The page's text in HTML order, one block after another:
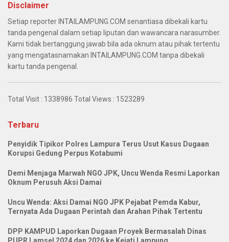
Disclaimer
Setiap reporter INTAILAMPUNG.COM senantiasa dibekali kartu
tanda pengenal dalam setiap liputan dan wawancara narasumber.
Kami tidak bertanggung jawab bila ada oknum atau pihak tertentu
yang mengatasnamakan INTAILAMPUNG.COM tanpa dibekali
kartu tanda pengenal.
Total Visit : 1338986 Total Views : 1523289
Terbaru
Penyidik Tipikor Polres Lampura Terus Usut Kasus Dugaan
Korupsi Gedung Perpus Kotabumi
Demi Menjaga Marwah NGO JPK, Uncu Wenda Resmi Laporkan
Oknum Perusuh Aksi Damai
Uncu Wenda: Aksi Damai NGO JPK Pejabat Pemda Kabur,
Ternyata Ada Dugaan Perintah dan Arahan Pihak Tertentu
DPP KAMPUD Laporkan Dugaan Proyek Bermasalah Dinas